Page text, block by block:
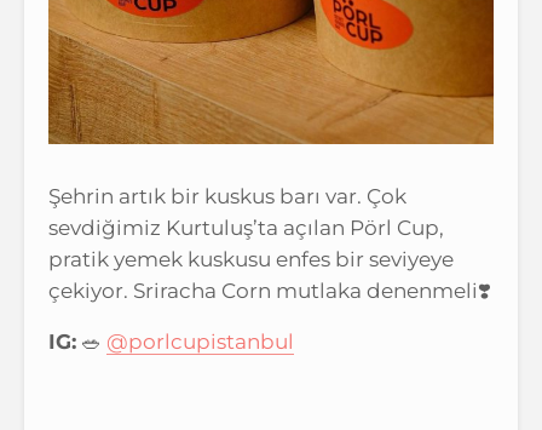
Şehrin artık bir kuskus barı var. Çok
sevdiğimiz Kurtuluş’ta açılan Pörl Cup,
pratik yemek kuskusu enfes bir seviyeye
çekiyor. Sriracha Corn mutlaka denenmeli❣️
IG: 🥗 @porlcupistanbul